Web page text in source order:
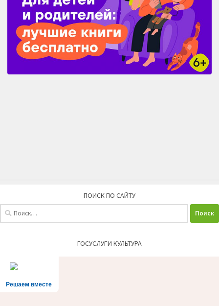
ПОИСК ПО САЙТУ
ГОСУСЛУГИ КУЛЬТУРА
Решаем вместе